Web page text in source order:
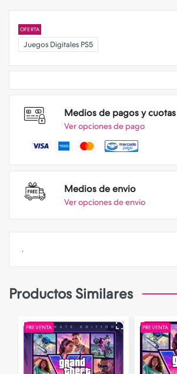
OFERTA
Juegos Digitales PS5
Medios de pagos y cuotas
Ver opciones de pago
Medios de envio
Ver opciones de envio
.
Productos Similares
PREVENTA PREVENTA